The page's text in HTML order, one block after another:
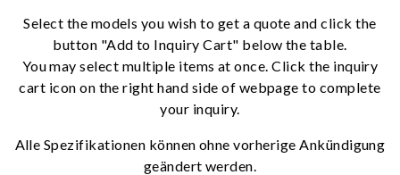
Select the models you wish to get a quote and click the
button "Add to Inquiry Cart" below the table.
You may select multiple items at once. Click the inquiry
cart icon on the right hand side of webpage to complete
your inquiry.
Alle Spezifikationen können ohne vorherige Ankündigung
geändert werden.